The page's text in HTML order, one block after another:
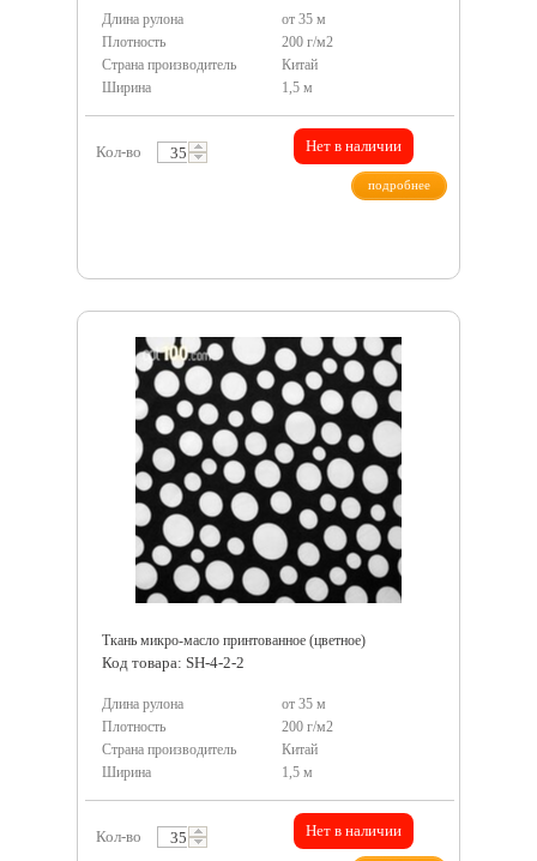
Длина рулона
от 35 м
Плотность
200 г/м2
Страна производитель
Китай
Ширина
1,5 м
Кол-во Нет в наличии
подробнее
Ткань микро-масло принтованное (цветное)
Код товара: SH-4-2-2
Длина рулона
от 35 м
Плотность
200 г/м2
Страна производитель
Китай
Ширина
1,5 м
Кол-во Нет в наличии